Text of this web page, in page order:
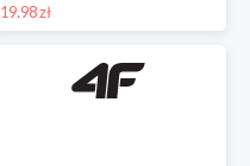
19.98 zł